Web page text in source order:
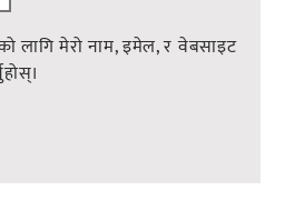
लागि मेरो नाम, इमेल, र वेबसाइट